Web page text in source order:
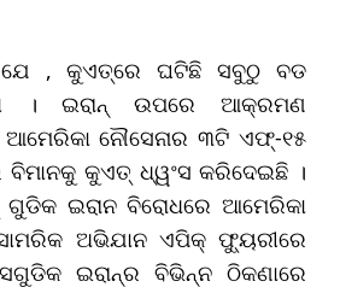
, କୁଏତ୍‌ରେ ଘଟିଛି ସବୁଠୁ ବଡ
। ଇରାନ୍‌ ଉପରେ ଆକ୍ରମଣ
ନୌସେନାର ୩ଟି ଏଫ୍‌-୧୫
କୁଏତ୍‌ ଧ୍ୱଂସ କରିଦେଇଛି ।
ଇରାନ ବିରୋଧରେ ଆମେରିକା
ଅଭିଯାନ ଏପିକ୍‌ ଫ୍ୟୁରୀରେ
ଇରାନ୍‌ର ବିଭିନ୍ନ ଠିକଣାରେ